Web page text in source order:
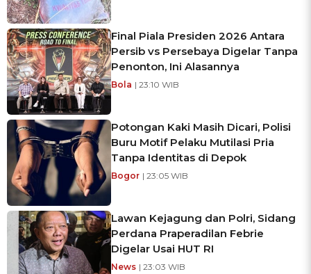
Final Piala Presiden 2026 Antara
Persib vs Persebaya Digelar Tanpa
Penonton, Ini Alasannya
Bola | 23:10 WIB
Potongan Kaki Masih Dicari, Polisi
Buru Motif Pelaku Mutilasi Pria
Tanpa Identitas di Depok
Bogor | 23:05 WIB
Lawan Kejagung dan Polri, Sidang
Perdana Praperadilan Febrie
Digelar Usai HUT RI
News | 23:03 WIB